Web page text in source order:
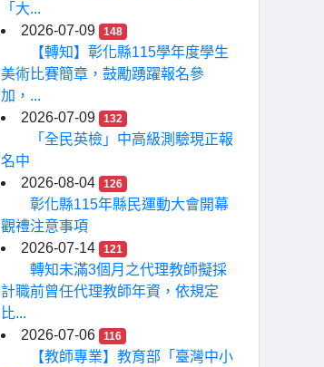
「大...
2026-07-09
148
【轉知】彰化縣115學年度學生
美術比賽簡章，鼓勵踴躍報名參
加，...
2026-07-09
132
「全民英檢」中高級測驗現正報
名中
2026-08-04
126
彰化縣115年縣民運動大會開幕
觀禮注意事項
2026-07-14
121
轉知未滿3個月之代理教師擬採
計職前曾任代理教師年資，依規定
比...
2026-07-06
116
【教師專業】教育部「臺灣中小